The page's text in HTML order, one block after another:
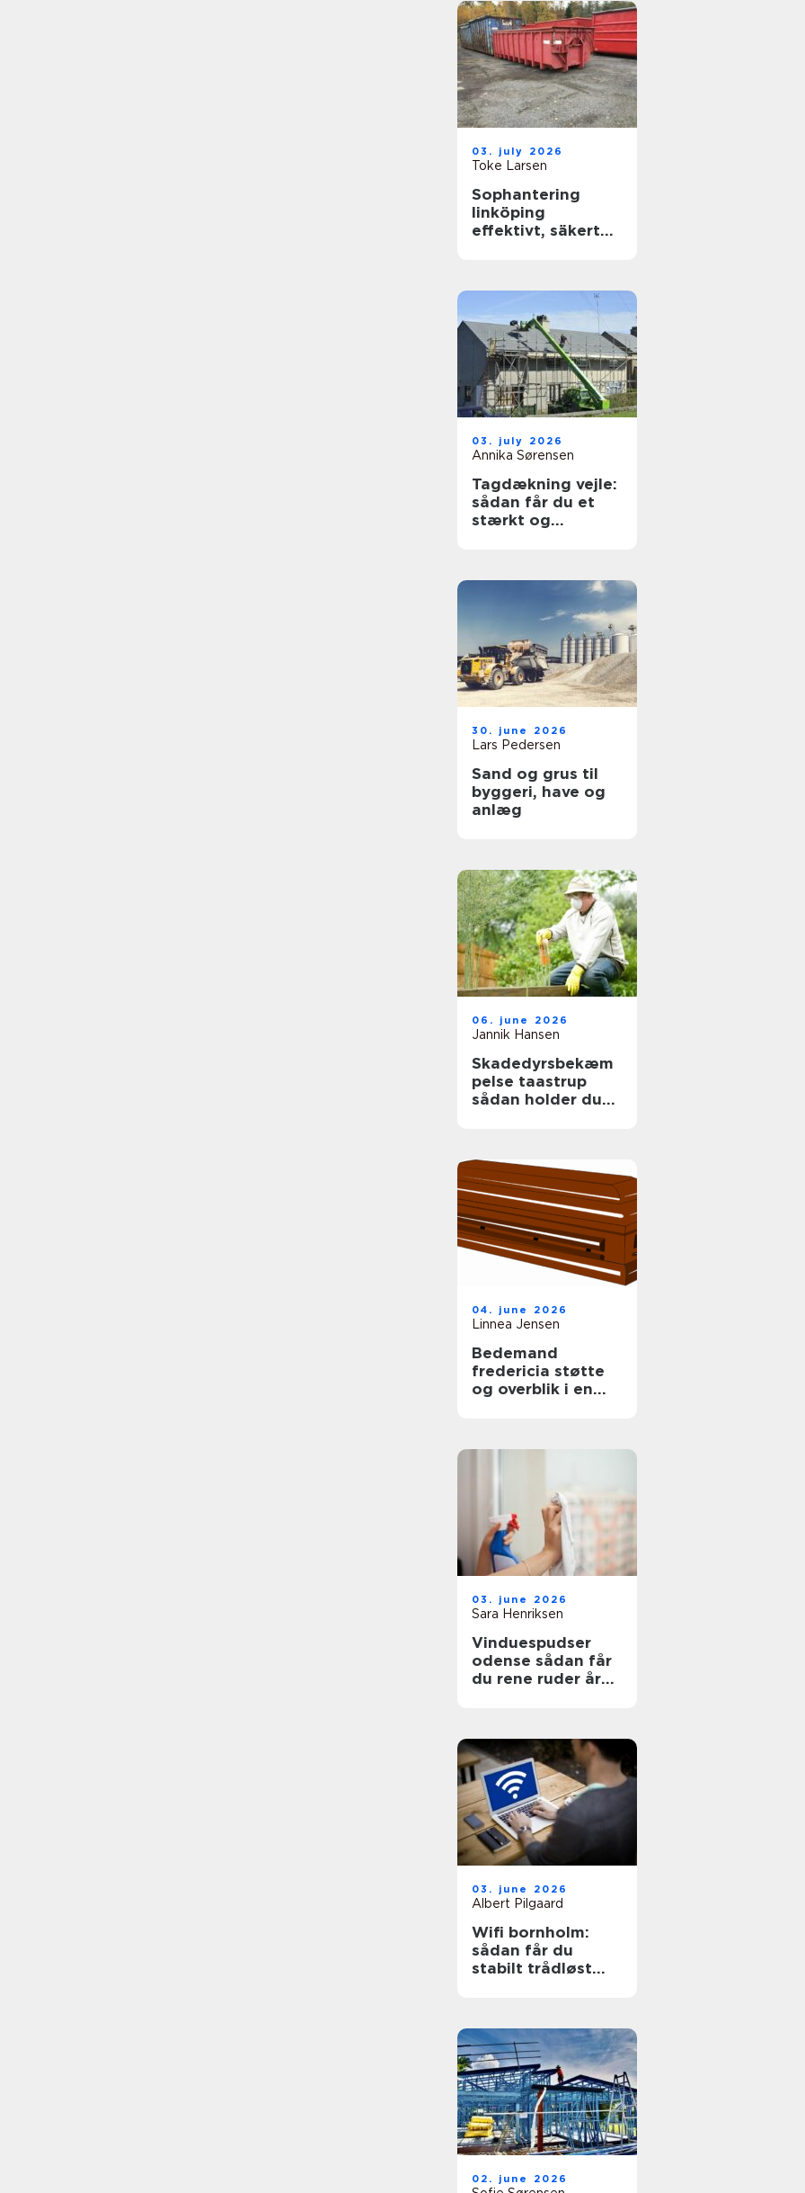
03. july 2026
Toke Larsen
Sophantering
linköping
effektivt, säkert
03. july 2026
Annika Sørensen
Tagdækning vejle:
sådan får du et
stærkt og
30. june 2026
Lars Pedersen
Sand og grus til
byggeri, have og
anlæg
06. june 2026
Jannik Hansen
Skadedyrsbekæm
pelse taastrup
sådan holder du
04. june 2026
Linnea Jensen
Bedemand
fredericia støtte
og overblik i en
03. june 2026
Sara Henriksen
Vinduespudser
odense sådan får
du rene ruder året
03. june 2026
Albert Pilgaard
Wifi bornholm:
sådan får du
stabilt trådløst
02. june 2026